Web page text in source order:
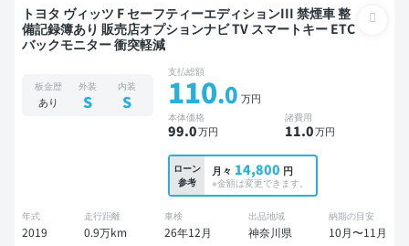
トヨタ ヴィッツ F セーフティーエディションIII 禁煙車 整
備記録簿あり 販売店オプションナビ TV スマートキー ETC
バックモニター 衝突軽減
板金歴
あり
外装
S
内装
S
支払総額
110.0 万円
本体価格
99.0万円
諸費用
11.0万円
ローン
参考
月々 14,800 円
※金額は変更できます。
年式
2019
走行距離
0.9万km
車検
26年12月
出品地域
神奈川県
納期の目安
10月〜11月